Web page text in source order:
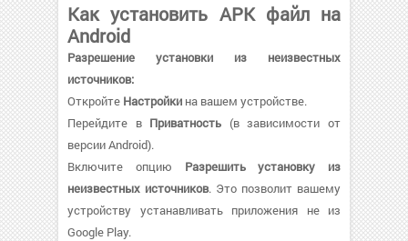
Как установить APK файл на
Android
Разрешение установки из неизвестных
источников:
Откройте Настройки на вашем устройстве.
Перейдите в Приватность (в зависимости от
версии Android).
Включите опцию Разрешить установку из
неизвестных источников. Это позволит вашему
устройству устанавливать приложения не из
Google Play.